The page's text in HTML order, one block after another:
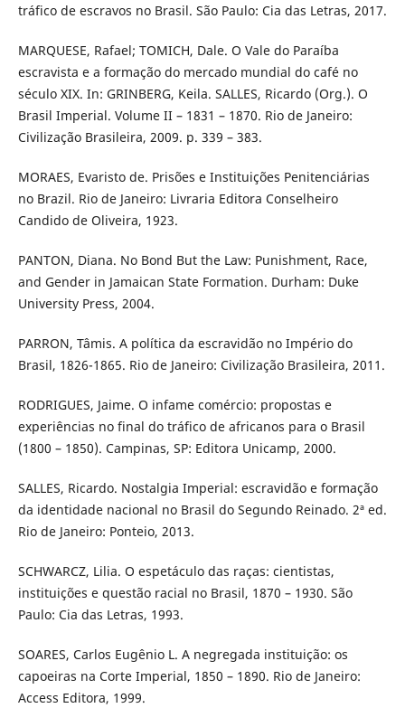
tráfico de escravos no Brasil. São Paulo: Cia das Letras, 2017.
MARQUESE, Rafael; TOMICH, Dale. O Vale do Paraíba
escravista e a formação do mercado mundial do café no
século XIX. In: GRINBERG, Keila. SALLES, Ricardo (Org.). O
Brasil Imperial. Volume II – 1831 – 1870. Rio de Janeiro:
Civilização Brasileira, 2009. p. 339 – 383.
MORAES, Evaristo de. Prisões e Instituições Penitenciárias
no Brazil. Rio de Janeiro: Livraria Editora Conselheiro
Candido de Oliveira, 1923.
PANTON, Diana. No Bond But the Law: Punishment, Race,
and Gender in Jamaican State Formation. Durham: Duke
University Press, 2004.
PARRON, Tâmis. A política da escravidão no Império do
Brasil, 1826-1865. Rio de Janeiro: Civilização Brasileira, 2011.
RODRIGUES, Jaime. O infame comércio: propostas e
experiências no final do tráfico de africanos para o Brasil
(1800 – 1850). Campinas, SP: Editora Unicamp, 2000.
SALLES, Ricardo. Nostalgia Imperial: escravidão e formação
da identidade nacional no Brasil do Segundo Reinado. 2ª ed.
Rio de Janeiro: Ponteio, 2013.
SCHWARCZ, Lilia. O espetáculo das raças: cientistas,
instituições e questão racial no Brasil, 1870 – 1930. São
Paulo: Cia das Letras, 1993.
SOARES, Carlos Eugênio L. A negregada instituição: os
capoeiras na Corte Imperial, 1850 – 1890. Rio de Janeiro:
Access Editora, 1999.